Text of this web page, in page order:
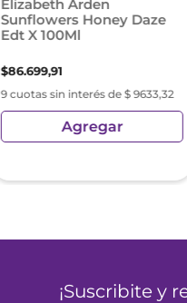
Elizabeth Arden
Sunflowers Honey Daze
Edt X 100Ml
$86.699,91
9 cuotas sin interés de $ 9633,32
Agregar
¡Suscribite y